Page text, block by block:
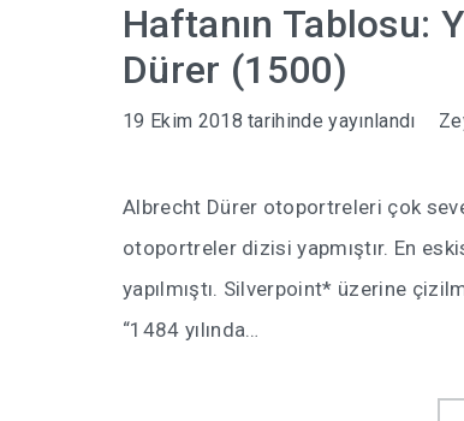
Haftanın Tablosu:
Dürer (1500)
19 Ekim 2018 tarihinde yayınlandı
Albrecht Dürer otoportreleri çok
otoportreler dizisi yapmıştır. En
yapılmıştı. Silverpoint* üzerine
“1484 yılında…